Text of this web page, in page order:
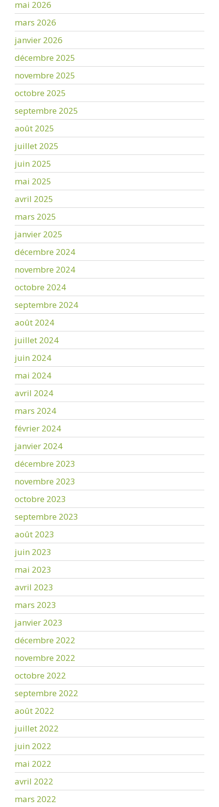
mai 2026
mars 2026
janvier 2026
décembre 2025
novembre 2025
octobre 2025
septembre 2025
août 2025
juillet 2025
juin 2025
mai 2025
avril 2025
mars 2025
janvier 2025
décembre 2024
novembre 2024
octobre 2024
septembre 2024
août 2024
juillet 2024
juin 2024
mai 2024
avril 2024
mars 2024
février 2024
janvier 2024
décembre 2023
novembre 2023
octobre 2023
septembre 2023
août 2023
juin 2023
mai 2023
avril 2023
mars 2023
janvier 2023
décembre 2022
novembre 2022
octobre 2022
septembre 2022
août 2022
juillet 2022
juin 2022
mai 2022
avril 2022
mars 2022